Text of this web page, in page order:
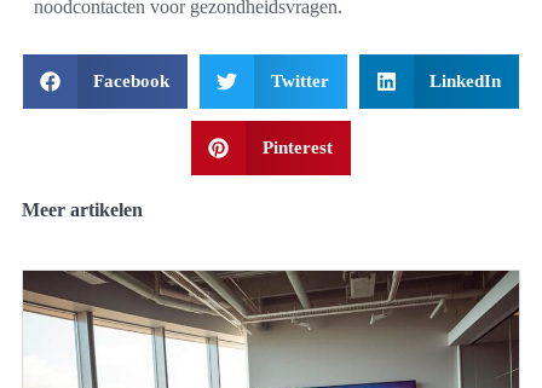
noodcontacten voor gezondheidsvragen.
Facebook Twitter LinkedIn
Pinterest
Meer artikelen